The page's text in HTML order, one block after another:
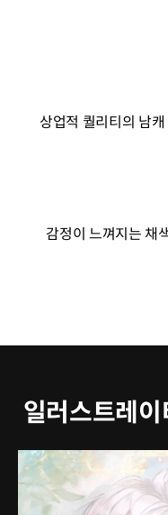
상업적 퀄리티의 남
감정이 느껴지는 채
일러스트레